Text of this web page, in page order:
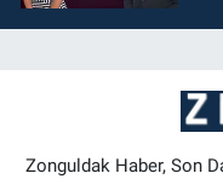
Zonguldak Haber, Son